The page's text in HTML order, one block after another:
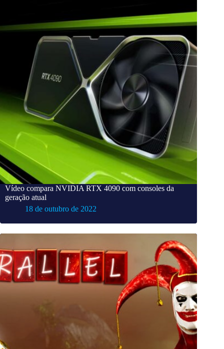
Vídeo compara NVIDIA RTX 4090 com consoles da
geração atual
18 de outubro de 2022